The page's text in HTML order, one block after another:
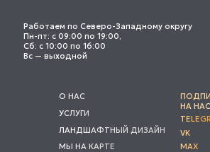
НА
VK
MAX
МЫ НА КАРТЕ
ЛАНДШАФТНЫЙ ДИЗАЙН
УСЛУГИ
О НАС
Работаем по Северо-Западному округу
Пн-пт: с 09:00 по 19:00,
Сб: с 10:00 по 16:00
Вс — выходной